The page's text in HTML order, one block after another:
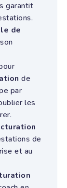
garantit
de
de
par
les
de
et au